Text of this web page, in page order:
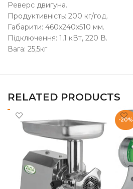
Реверс двигуна.
Продуктивність: 200 кг/год.
Габарити: 460х240х510 мм.
Підключення: 1,1 кВт, 220 В.
Вага: 25,5кг
RELATED PRODUCTS
-20%